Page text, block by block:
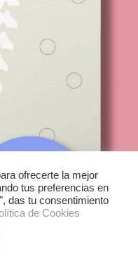
ofrecerte la mejor
tus preferencias en
das tu consentimiento
de Cookies